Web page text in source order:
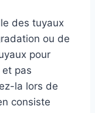
des tuyaux
ou de
pour
et pas
la lors de
consiste